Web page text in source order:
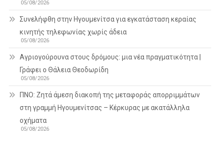
05/08/2026
Συνελήφθη στην Ηγουμενίτσα για εγκατάσταση κεραίας
κινητής τηλεφωνίας χωρίς άδεια
05/08/2026
Αγριογούρουνα στους δρόμους: μια νέα πραγματικότητα |
Γράφει ο Θάλεια Θεοδωρίδη
05/08/2026
ΠΝΟ: Ζητά άμεση διακοπή της μεταφοράς απορριμμάτων
στη γραμμή Ηγουμενίτσας – Κέρκυρας με ακατάλληλα
οχήματα
05/08/2026